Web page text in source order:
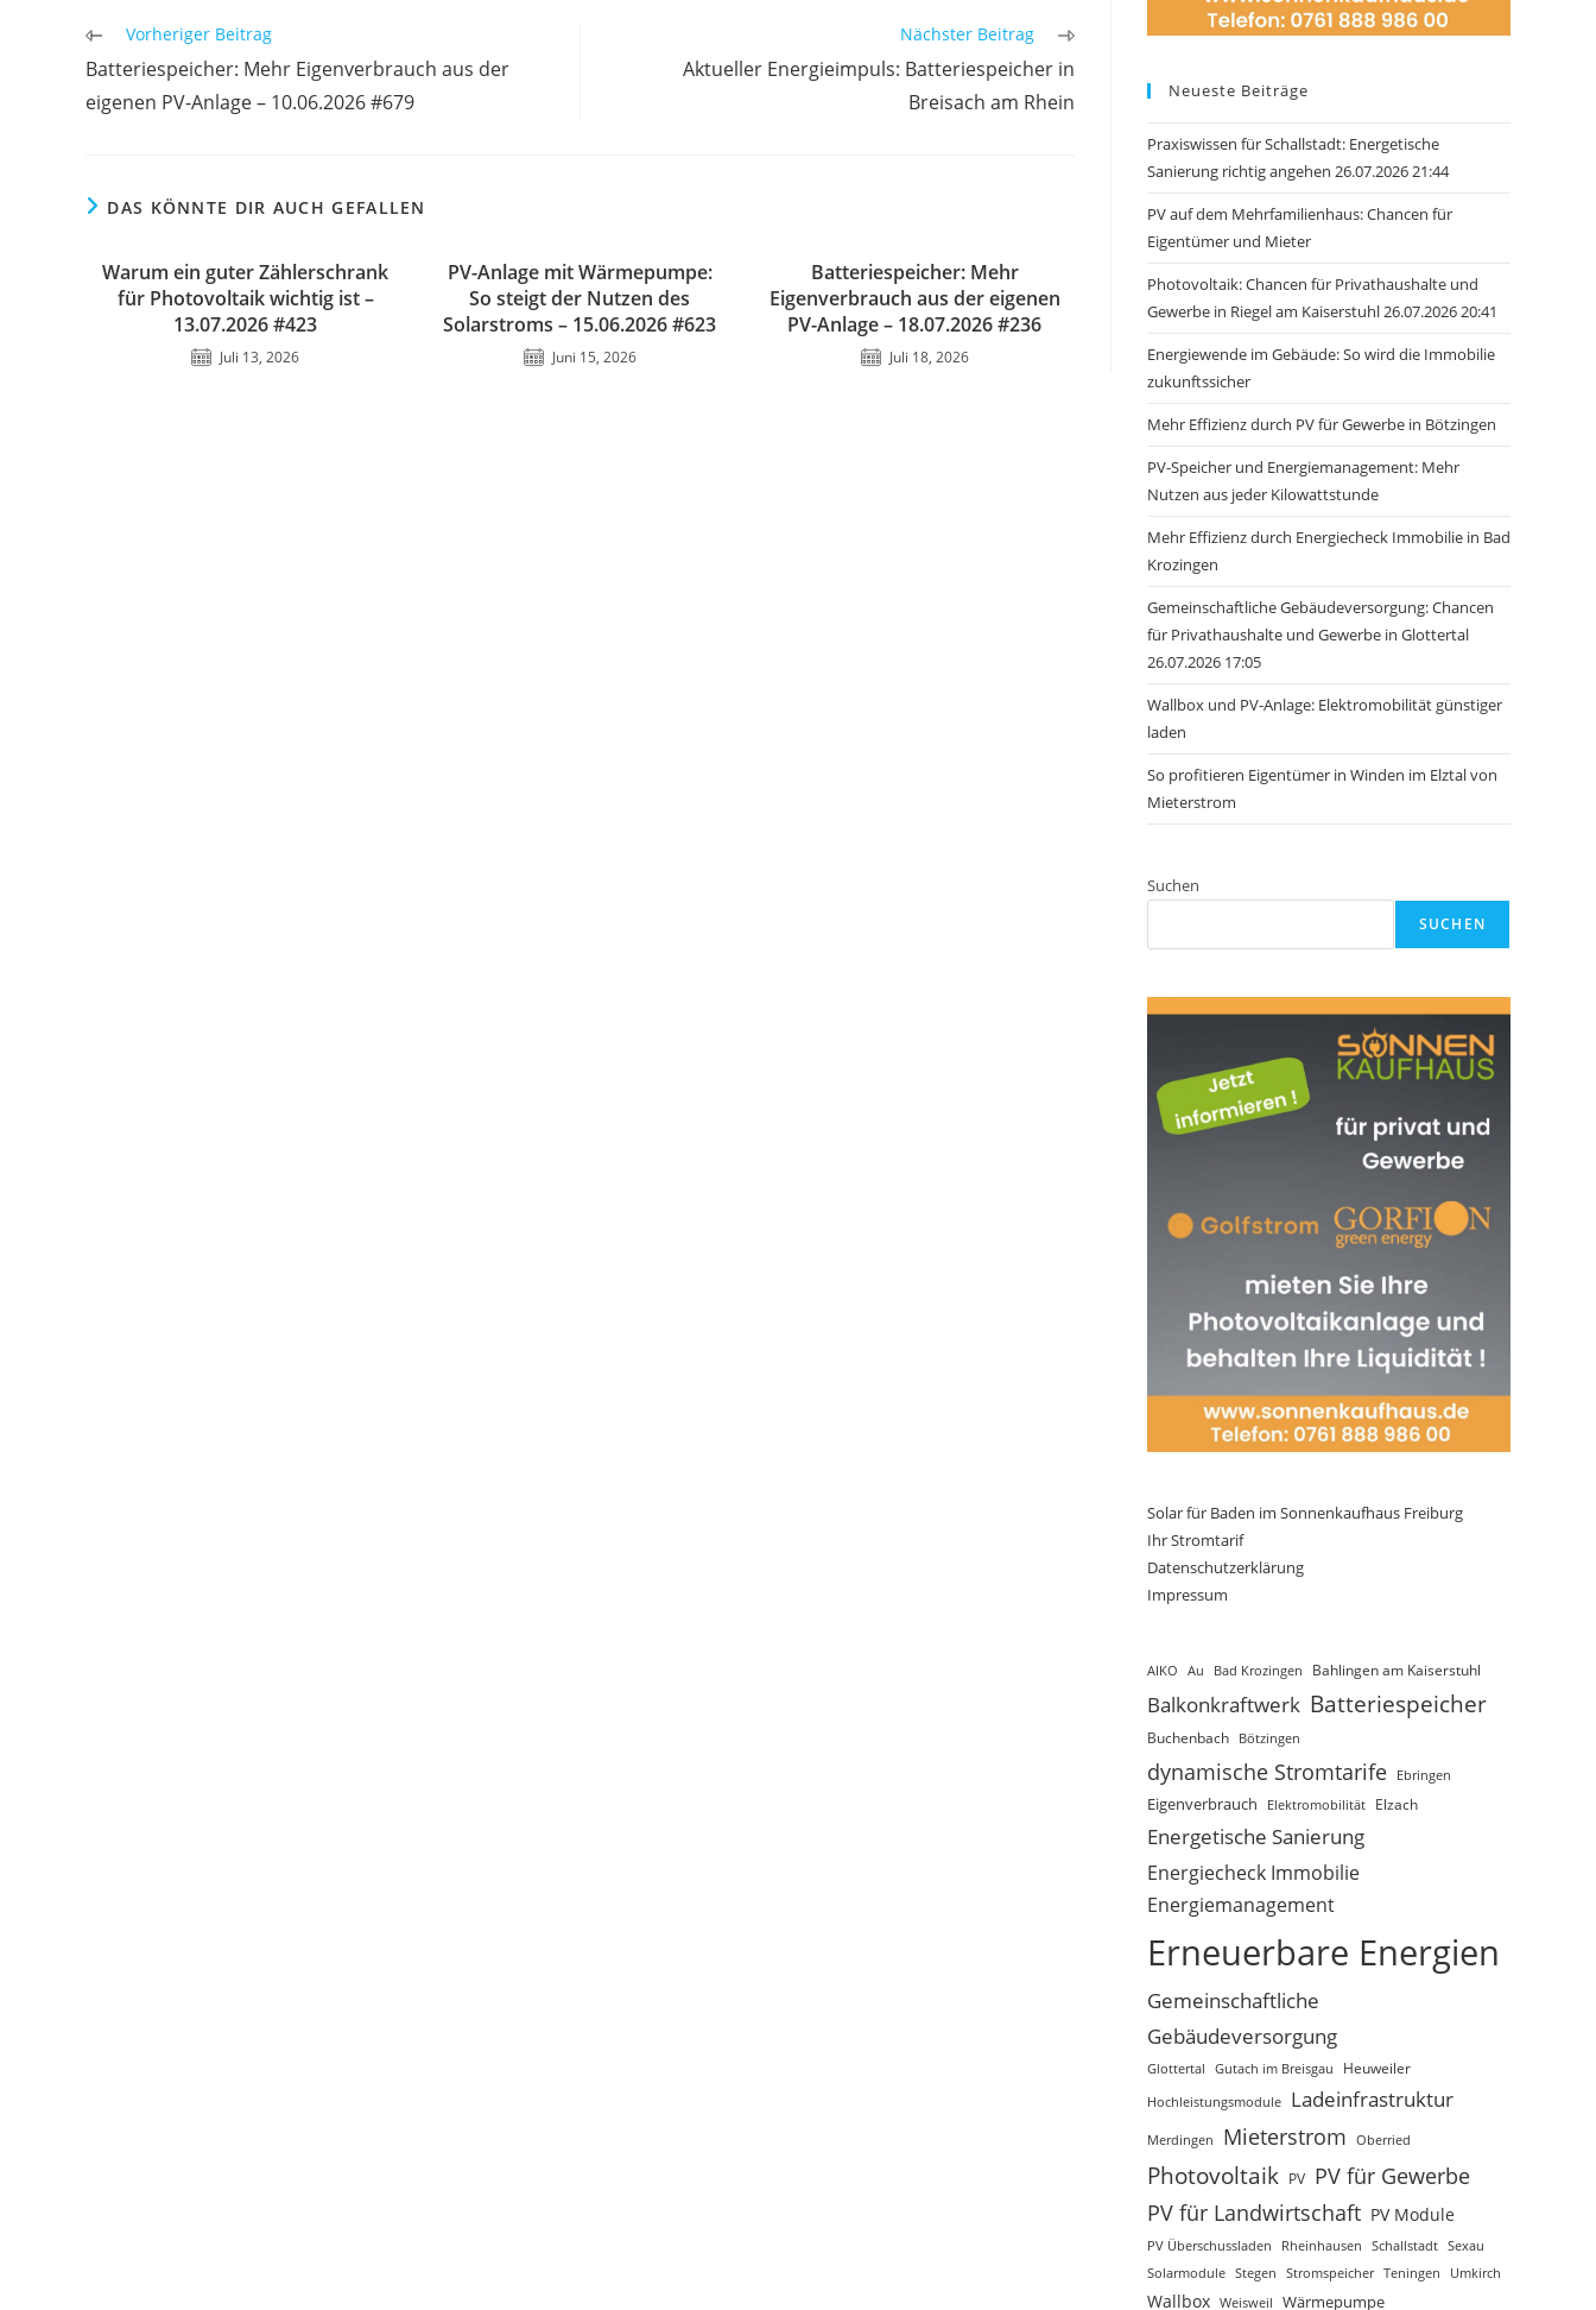
Weitere
ansehen
Vorheriger Beitrag
Batteriespeicher: Mehr Eigenverbrauch aus der
eigenen PV-Anlage – 10.06.2026 #679
Nächster Beitrag
Aktueller Energieimpuls: Batteriespeicher in
Breisach am Rhein
DAS KÖNNTE DIR AUCH GEFALLEN
Warum ein guter Zählerschrank
für Photovoltaik wichtig ist –
13.07.2026 #423
Juli 13, 2026
PV-Anlage mit Wärmepumpe:
So steigt der Nutzen des
Solarstroms – 15.06.2026 #623
Juni 15, 2026
Batteriespeicher: Mehr
Eigenverbrauch aus der eigenen
PV-Anlage – 18.07.2026 #236
Juli 18, 2026
Neueste Beiträge
Praxiswissen für Schallstadt: Energetische
Sanierung richtig angehen 26.07.2026 21:44
PV auf dem Mehrfamilienhaus: Chancen für
Eigentümer und Mieter
Photovoltaik: Chancen für Privathaushalte und
Gewerbe in Riegel am Kaiserstuhl 26.07.2026 20:41
Energiewende im Gebäude: So wird die Immobilie
zukunftssicher
Mehr Effizienz durch PV für Gewerbe in Bötzingen
PV-Speicher und Energiemanagement: Mehr
Nutzen aus jeder Kilowattstunde
Mehr Effizienz durch Energiecheck Immobilie in Bad
Krozingen
Gemeinschaftliche Gebäudeversorgung: Chancen
für Privathaushalte und Gewerbe in Glottertal
26.07.2026 17:05
Wallbox und PV-Anlage: Elektromobilität günstiger
laden
So profitieren Eigentümer in Winden im Elztal von
Mieterstrom
Suchen
SUCHEN
Solar für Baden im Sonnenkaufhaus Freiburg
Ihr Stromtarif
Datenschutzerklärung
Impressum
AIKO Au Bad Krozingen Bahlingen am Kaiserstuhl
Balkonkraftwerk Batteriespeicher
Buchenbach Bötzingen
dynamische Stromtarife Ebringen
Eigenverbrauch Elektromobilität Elzach
Energetische Sanierung
Energiecheck Immobilie
Energiemanagement
Erneuerbare Energien
Gemeinschaftliche
Gebäudeversorgung
Glottertal Gutach im Breisgau
Heuweiler
Hochleistungsmodule Ladeinfrastruktur
Merdingen Mieterstrom Oberried
Photovoltaik PV PV für Gewerbe
PV für Landwirtschaft PV Module
PV Überschussladen Rheinhausen Schallstadt Sexau
Solarmodule Stegen Stromspeicher Teningen Umkirch
Wallbox Weisweil Wärmepumpe